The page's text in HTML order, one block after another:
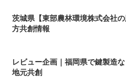
茨城県【東部農林環境株式会社
方共創情報
レビュー企画｜福岡県で鍵製造
地元共創